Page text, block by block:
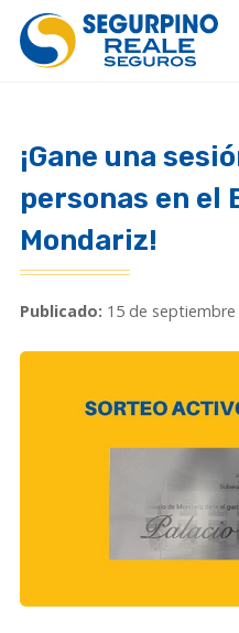
¡Gane una
personas en el
Mondariz!
Publicado: 15 de